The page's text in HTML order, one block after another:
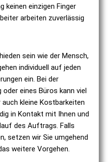
keinen einzigen Finger
arbeiten zuverlässig
sein wie der Mensch,
individuell auf jeden
ein. Bei der
oder eines Büros kann viel
kleine Kostbarkeiten
in Kontakt mit Ihnen und
des Auftrags. Falls
setzen wir Sie umgehend
weitere Vorgehen.